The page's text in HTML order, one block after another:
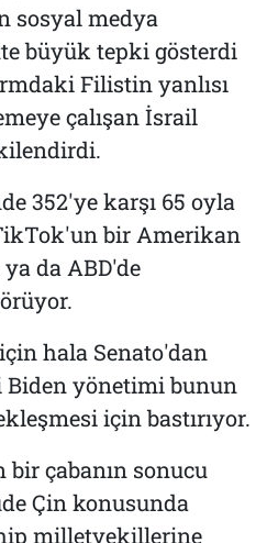
sosyal medya
büyük tepki gösterdi
Filistin yanlısı
çalışan İsrail
352'ye karşı 65 oyla
bir Amerikan
da ABD'de
hala Senato'dan
Biden yönetimi bunun
için bastırıyor.
bir çabanın sonucu
Çin konusunda
milletvekillerine